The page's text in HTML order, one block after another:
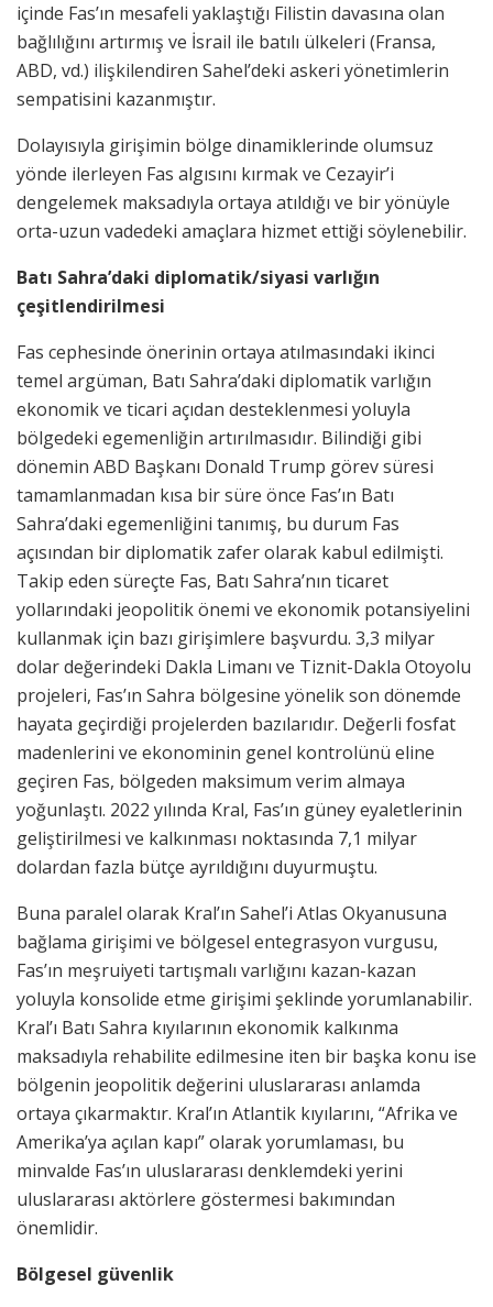
içinde Fas’ın mesafeli yaklaştığı Filistin davasına olan
bağlılığını artırmış ve İsrail ile batılı ülkeleri (Fransa,
ABD, vd.) ilişkilendiren Sahel’deki askeri yönetimlerin
sempatisini kazanmıştır.
Dolayısıyla girişimin bölge dinamiklerinde olumsuz
yönde ilerleyen Fas algısını kırmak ve Cezayir’i
dengelemek maksadıyla ortaya atıldığı ve bir yönüyle
orta-uzun vadedeki amaçlara hizmet ettiği söylenebilir.
Batı Sahra’daki diplomatik/siyasi varlığın
çeşitlendirilmesi
Fas cephesinde önerinin ortaya atılmasındaki ikinci
temel argüman, Batı Sahra’daki diplomatik varlığın
ekonomik ve ticari açıdan desteklenmesi yoluyla
bölgedeki egemenliğin artırılmasıdır. Bilindiği gibi
dönemin ABD Başkanı Donald Trump görev süresi
tamamlanmadan kısa bir süre önce Fas’ın Batı
Sahra’daki egemenliğini tanımış, bu durum Fas
açısından bir diplomatik zafer olarak kabul edilmişti.
Takip eden süreçte Fas, Batı Sahra’nın ticaret
yollarındaki jeopolitik önemi ve ekonomik potansiyelini
kullanmak için bazı girişimlere başvurdu. 3,3 milyar
dolar değerindeki Dakla Limanı ve Tiznit-Dakla Otoyolu
projeleri, Fas’ın Sahra bölgesine yönelik son dönemde
hayata geçirdiği projelerden bazılarıdır. Değerli fosfat
madenlerini ve ekonominin genel kontrolünü eline
geçiren Fas, bölgeden maksimum verim almaya
yoğunlaştı. 2022 yılında Kral, Fas’ın güney eyaletlerinin
geliştirilmesi ve kalkınması noktasında 7,1 milyar
dolardan fazla bütçe ayrıldığını duyurmuştu.
Buna paralel olarak Kral’ın Sahel’i Atlas Okyanusuna
bağlama girişimi ve bölgesel entegrasyon vurgusu,
Fas’ın meşruiyeti tartışmalı varlığını kazan-kazan
yoluyla konsolide etme girişimi şeklinde yorumlanabilir.
Kral’ı Batı Sahra kıyılarının ekonomik kalkınma
maksadıyla rehabilite edilmesine iten bir başka konu ise
bölgenin jeopolitik değerini uluslararası anlamda
ortaya çıkarmaktır. Kral’ın Atlantik kıyılarını, “Afrika ve
Amerika’ya açılan kapı” olarak yorumlaması, bu
minvalde Fas’ın uluslararası denklemdeki yerini
uluslararası aktörlere göstermesi bakımından
önemlidir.
Bölgesel güvenlik